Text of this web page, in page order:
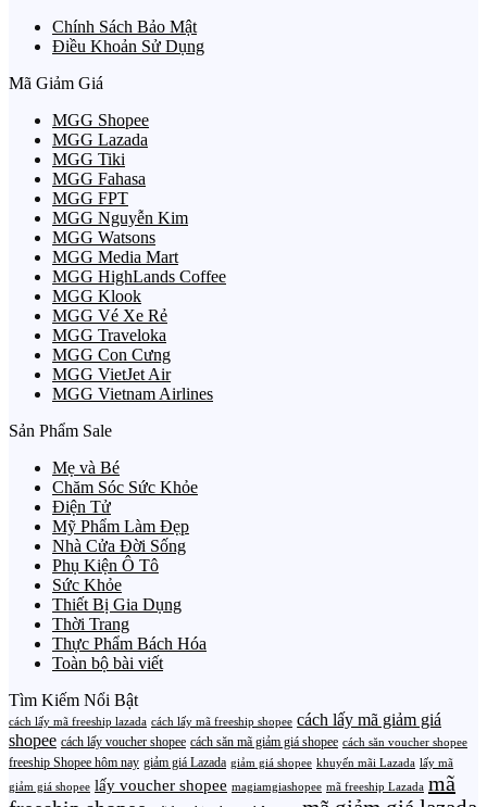
Chính Sách Bảo Mật
Điều Khoản Sử Dụng
Mã Giảm Giá
MGG Shopee
MGG Lazada
MGG Tiki
MGG Fahasa
MGG FPT
MGG Nguyễn Kim
MGG Watsons
MGG Media Mart
MGG HighLands Coffee
MGG Klook
MGG Vé Xe Rẻ
MGG Traveloka
MGG Con Cưng
MGG VietJet Air
MGG Vietnam Airlines
Sản Phẩm Sale
Mẹ và Bé
Chăm Sóc Sức Khỏe
Điện Tử
Mỹ Phẩm Làm Đẹp
Nhà Cửa Đời Sống
Phụ Kiện Ô Tô
Sức Khỏe
Thiết Bị Gia Dụng
Thời Trang
Thực Phẩm Bách Hóa
Toàn bộ bài viết
Tìm Kiếm Nổi Bật
cách lấy mã freeship lazada cách lấy mã freeship shopee cách lấy mã giảm giá
shopee cách lấy voucher shopee cách săn mã giảm giá shopee cách săn voucher shopee
freeship Shopee hôm nay giảm giá Lazada giảm giá shopee khuyến mãi Lazada lấy mã
giảm giá shopee lấy voucher shopee magiamgiashopee mã freeship Lazada mã